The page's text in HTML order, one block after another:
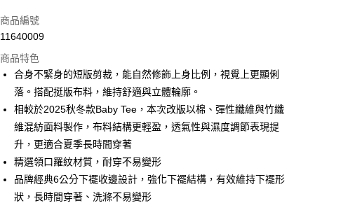
信用卡一次付款
3 期 0 利率 每期NT$663 21家銀行
合作金庫商業銀行
第一商業銀行
華南商業銀行
彰化商業銀行
國泰世華商業銀行
兆豐國際商業銀行
臺灣中小企業銀行
匯豐（台灣）商業銀行
華泰商業銀行
聯邦商業銀行
遠東國際商業銀行
元大商業銀行
6 期 0 利率 每期 NT$331
合作金庫商業銀行
第一商業銀行
華南商業銀行
彰化商業銀行
上海商業儲蓄銀行
臺灣中小企業銀行
台中商業銀行
匯豐（台灣）商業銀行
華泰商業銀行
聯邦商業銀行
LINE Pay
Apple Pay
街口支付
悠遊付
商品編號
11640009
商品特色
合身不緊身的短版剪裁，能自然修飾上身比例，視覺上更顯俐
落。搭配挺版布料，維持舒適與立體輪廓。
相較於2025秋冬款Baby Tee，本次改版以棉、彈性纖維與竹纖
維混紡面料製作，布料結構更輕盈，透氣性與濕度調節表現提
升，更適合夏季長時間穿著
精選領口羅紋材質，耐穿不易變形
品牌經典6公分下襬收邊設計，強化下襬結構，有效維持下襬形
狀，長時間穿著、洗滌不易變形